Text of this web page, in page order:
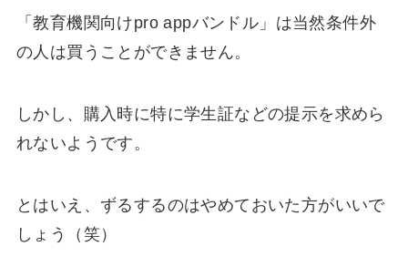
「教育機関向けpro appバンドル」は当然条件外
の人は買うことができません。
しかし、購入時に特に学生証などの提示を求めら
れないようです。
とはいえ、ずるするのはやめておいた方がいいで
しょう（笑）